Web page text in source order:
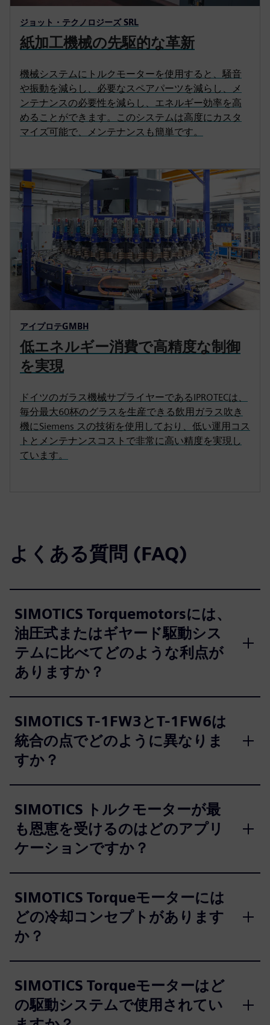
ジョット・テクノロジーズ SRL
紙加工機械の先駆的な革新
機械システムにトルクモーターを使用すると、騒音
や振動を減らし、必要なスペアパーツを減らし、メ
ンテナンスの必要性を減らし、エネルギー効率を高
めることができます。このシステムは高度にカスタ
マイズ可能で、メンテナンスも簡単です。
アイプロテGMBH
低エネルギー消費で高精度な制御
を実現
ドイツのガラス機械サプライヤーであるIPROTECは、
毎分最大60杯のグラスを生産できる飲用ガラス吹き
機にSiemens スの技術を使用しており、低い運用コス
トとメンテナンスコストで非常に高い精度を実現し
ています。
よくある質問 (FAQ)
SIMOTICS Torquemotorsには、
油圧式またはギヤード駆動シス
テムに比べてどのような利点が
ありますか？
SIMOTICS T-1FW3とT-1FW6は
統合の点でどのように異なりま
すか？
SIMOTICS トルクモーターが最
も恩恵を受けるのはどのアプリ
ケーションですか？
SIMOTICS Torqueモーターには
どの冷却コンセプトがあります
か？
SIMOTICS Torqueモーターはど
の駆動システムで使用されてい